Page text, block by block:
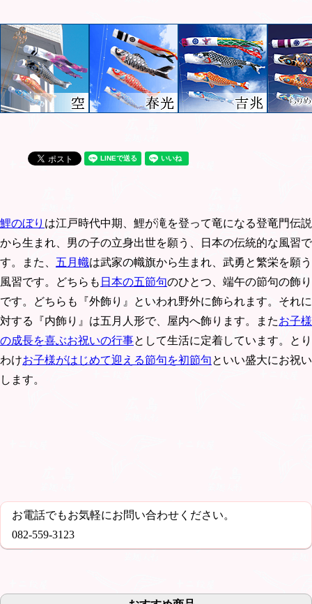
鯉のぼり は江戸時代中期、鯉が滝を登って竜になる登竜門伝説
から生まれ、男の子の立身出世を願う、日本の伝統的な風習で
す。また、 五月幟は武家の幟旗から生まれ、武勇と繁栄を願う
風習です。どちらも 日本の五節句のひとつ、端午の節句の飾り
です。どちらも『外飾り』といわれ野外に飾られます。それに
対する『内飾り』は五月人形で、屋内へ飾ります。またお子様
の成長を喜ぶお祝いの行事として生活に定着しています。とり
わけお子様がはじめて迎える節句を初節句といい盛大にお祝い
します。
お電話でもお気軽にお問い合わせください。
082-559-3123